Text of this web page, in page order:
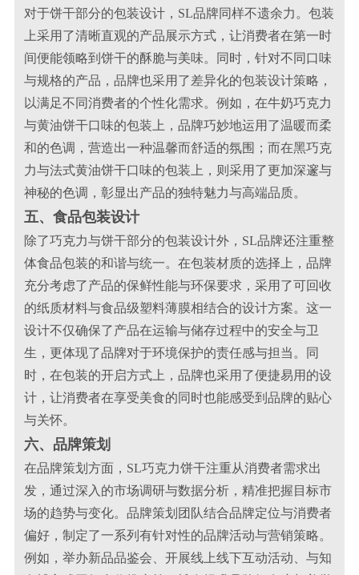
对于饼干部分的包装设计，SL品牌同样不遗余力。包装
上采用了清晰直观的产品展示方式，让消费者在第一时
间便能领略到饼干的酥脆与美味。同时，针对不同口味
与规格的产品，品牌也采用了差异化的包装设计策略，
以满足不同消费者的个性化需求。例如，在牛奶巧克力
与黄油饼干口味的包装上，品牌巧妙地运用了温暖而柔
和的色调，营造出一种温馨而舒适的氛围；而在黑巧克
力与法式黄油饼干口味的包装上，则采用了更加深邃与
神秘的色调，彰显出产品的独特魅力与高端品质。
五、食品包装设计
除了巧克力与饼干部分的包装设计外，SL品牌还注重整
体食品包装的和谐与统一。在包装材质的选择上，品牌
充分考虑了产品的保鲜性能与环保要求，采用了可回收
的纸质材料与食品级塑料薄膜相结合的设计方案。这一
设计不仅确保了产品在运输与储存过程中的安全与卫
生，更体现了品牌对于环境保护的责任感与担当。同
时，在包装的开启方式上，品牌也采用了便捷易用的设
计，让消费者在享受美食的同时也能感受到品牌的贴心
与关怀。
六、品牌策划
在品牌策划方面，SL巧克力饼干注重从消费者需求出
发，通过深入的市场调研与数据分析，精准把握目标市
场的趋势与变化。品牌策划团队结合品牌定位与消费者
偏好，制定了一系列有针对性的品牌活动与营销策略。
例如，举办新品品鉴会、开展线上线下互动活动、与知